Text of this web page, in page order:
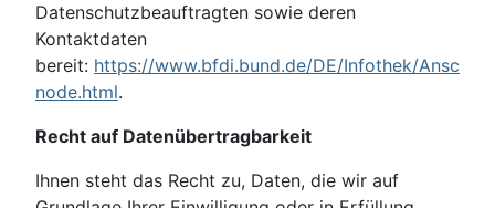
Datenschutzbeauftragten sowie deren
Kontaktdaten
bereit: https://www.bfdi.bund.de/DE/Infothek/
node.html.
Recht auf Datenübertragbarkeit
Ihnen steht das Recht zu, Daten, die wir auf